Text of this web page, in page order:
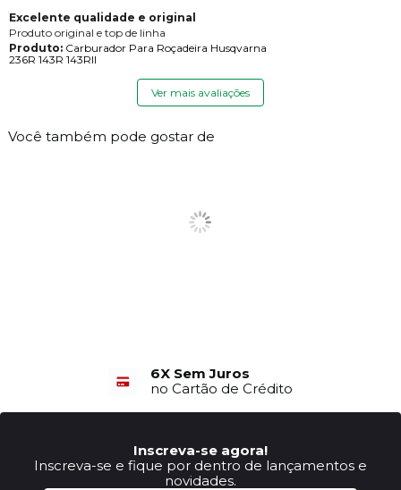
Excelente qualidade e original
Produto original e top de linha
Produto:Carburador Para Roçadeira Husqvarna
236R 143R 143RII
Ver mais avaliações
Você também pode gostar de
6X Sem Juros
no Cartão de Crédito
Inscreva-se agora!
Inscreva-se e fique por dentro de lançamentos e
novidades.